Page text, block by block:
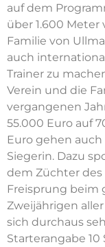
auf dem
über 1.600
Familie von
auch
Trainer zu
Verein und die
vergangenen
55.000 Euro auf
Euro gehen
Siegerin. Dazu
dem Züchter des
Freisprung beim
Zweijährigen
sich durchaus
Starterangabe